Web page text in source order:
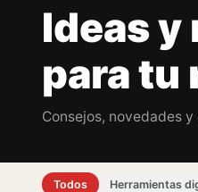
Ideas
para tu
Consejos, novedades
Todos Herramientas